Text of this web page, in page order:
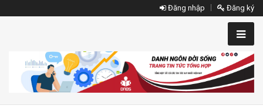
Đăng nhập Đăng ký